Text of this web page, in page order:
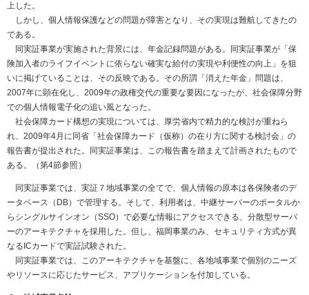
上した。
しかし、個人情報保護などの問題が障害となり、その実現は難航してきたの
である。
同実証事業が実施された背景には、年金記録問題がある。同実証事業が「保
険加入者のライフイベントに依らない確実な給付の実現や利便性の向上」を狙
いに掲げていることは、その反映である。その所謂「消えた年金」問題は、
2007年に顕在化し、2009年の政権交代の重要な要因になったが、社会保障分野
での個人情報電子化の追い風となった。
社会保障カード構想の実現については、厚労省内で精力的な検討が重ねら
れ、2009年4月に同省「社会保障カード（仮称）の在り方に関する検討会」の
報告書が提出された。同実証事業は、この報告書を踏まえて計画されたもので
ある。（第4節参照）
同実証事業では、実証７地域事業の全てで、個人情報の原本は各保険者のデ
ータベース（DB）で管理する。そして、利用者は、中継サーバーのポータルか
らシングルサインオン（SSO）で必要な情報にアクセスできる、分散型サーバ
ーのアーキテクチャを採用した。但し、福岡事業のみ、セキュリティ方式が異
なるICカードで実証試験された。
同実証事業では、このアーキテクチャを基盤に、各地域事業で個別のニーズ
やリソースに応じたサービス、アプリケーションを付加している。